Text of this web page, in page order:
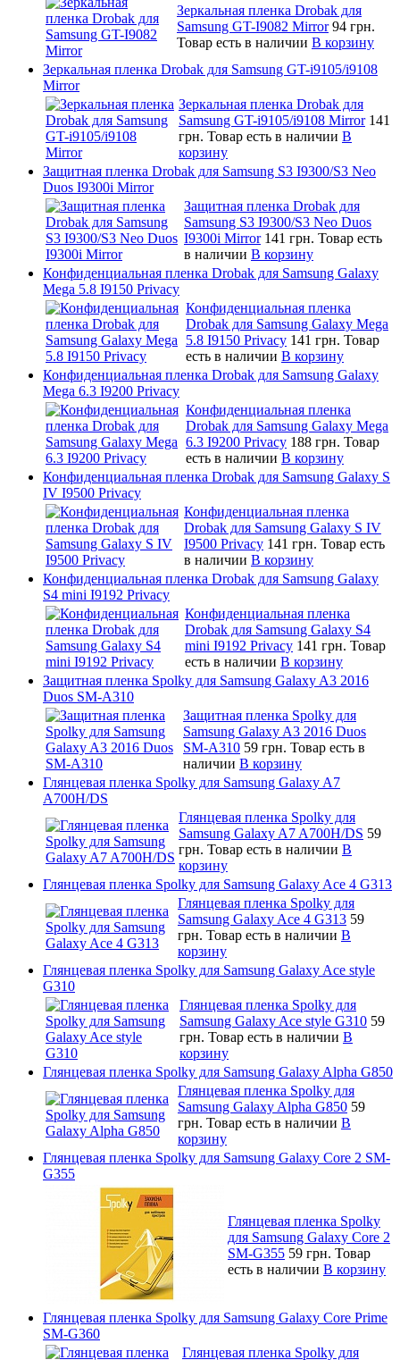
Зеркальная пленка Drobak для
Samsung GT-I9082 Mirror 94 грн.
Товар есть в наличии В корзину
Зеркальная пленка Drobak для Samsung GT-i9105/i9108
Mirror
Зеркальная пленка Drobak для
Samsung GT-i9105/i9108 Mirror 141
грн. Товар есть в наличии В
корзину
Защитная пленка Drobak для Samsung S3 I9300/S3 Neo
Duos I9300i Mirror
Защитная пленка Drobak для
Samsung S3 I9300/S3 Neo Duos
I9300i Mirror 141 грн. Товар есть
в наличии В корзину
Конфиденциальная пленка Drobak для Samsung Galaxy
Mega 5.8 I9150 Privacy
Конфиденциальная пленка
Drobak для Samsung Galaxy Mega
5.8 I9150 Privacy 141 грн. Товар
есть в наличии В корзину
Конфиденциальная пленка Drobak для Samsung Galaxy
Mega 6.3 I9200 Privacy
Конфиденциальная пленка
Drobak для Samsung Galaxy Mega
6.3 I9200 Privacy 188 грн. Товар
есть в наличии В корзину
Конфиденциальная пленка Drobak для Samsung Galaxy S
IV I9500 Privacy
Конфиденциальная пленка
Drobak для Samsung Galaxy S IV
I9500 Privacy 141 грн. Товар есть
в наличии В корзину
Конфиденциальная пленка Drobak для Samsung Galaxy
S4 mini I9192 Privacy
Конфиденциальная пленка
Drobak для Samsung Galaxy S4
mini I9192 Privacy 141 грн. Товар
есть в наличии В корзину
Защитная пленка Spolky для Samsung Galaxy A3 2016
Duos SM-A310
Защитная пленка Spolky для
Samsung Galaxy A3 2016 Duos
SM-A310 59 грн. Товар есть в
наличии В корзину
Глянцевая пленка Spolky для Samsung Galaxy A7
A700H/DS
Глянцевая пленка Spolky для
Samsung Galaxy A7 A700H/DS 59
грн. Товар есть в наличии В
корзину
Глянцевая пленка Spolky для Samsung Galaxy Ace 4 G313
Глянцевая пленка Spolky для
Samsung Galaxy Ace 4 G313 59
грн. Товар есть в наличии В
корзину
Глянцевая пленка Spolky для Samsung Galaxy Ace style
G310
Глянцевая пленка Spolky для
Samsung Galaxy Ace style G310 59
грн. Товар есть в наличии В
корзину
Глянцевая пленка Spolky для Samsung Galaxy Alpha G850
Глянцевая пленка Spolky для
Samsung Galaxy Alpha G850 59
грн. Товар есть в наличии В
корзину
Глянцевая пленка Spolky для Samsung Galaxy Core 2 SM-
G355
Глянцевая пленка Spolky
для Samsung Galaxy Core 2
SM-G355 59 грн. Товар
есть в наличии В корзину
Глянцевая пленка Spolky для Samsung Galaxy Core Prime
SM-G360
Глянцевая пленка Spolky для